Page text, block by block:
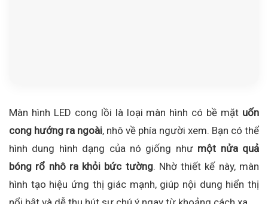
Màn hình LED cong lồi là loại màn hình có bề mặt uốn
cong hướng ra ngoài, nhô về phía người xem. Bạn có thể
hình dung hình dạng của nó giống như một nửa quả
bóng rổ nhô ra khỏi bức tường. Nhờ thiết kế này, màn
hình tạo hiệu ứng thị giác mạnh, giúp nội dung hiển thị